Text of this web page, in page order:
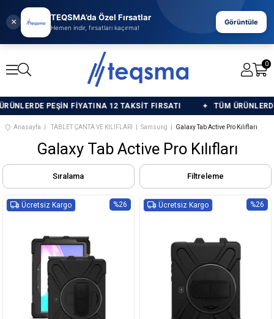
× TEQSMA’da Özel Fırsatlar
Hemen indir, fırsatları kaçırma!
Görüntüle
0
PEŞİN FİYATINA 12 TAKSİT FIRSATI TÜM ÜRÜNLERDE
Anasayfa TABLET ÇANTA VE KILIFLARI Samsung Galaxy Tab Active Pro Kılıfları
Galaxy Tab Active Pro Kılıfları
Filtreleme
Sıralama
%26
Ücretsiz Kargo %26
Ücretsiz Kargo